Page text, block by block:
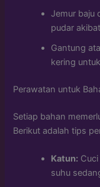
Jemur baju
pudar
Gantung
kering
Perawatan untuk
Setiap bahan
Berikut adalah tips
Katun:
suhu